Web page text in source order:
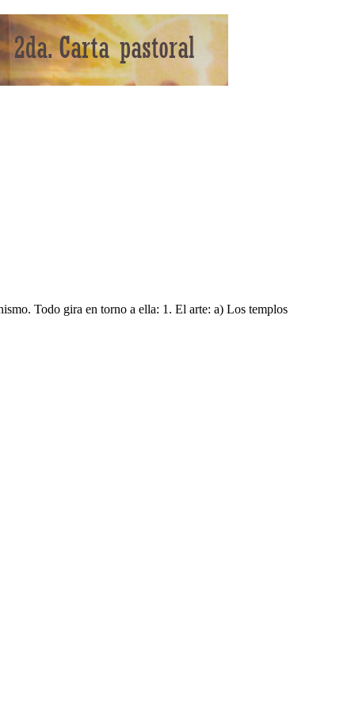
Todo gira en torno a ella: 1. El arte: a) Los templos